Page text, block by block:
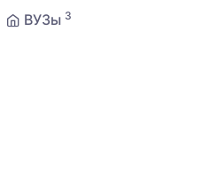
ВУЗы 3